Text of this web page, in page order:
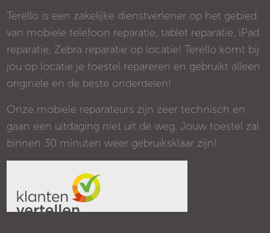
Terello is een zakelijke dienstverlener op het gebied
van mobiele telefoon reparatie, tablet reparatie, iPad
reparatie, Zebra reparatie op locatie! Terello komt bij
jou op locatie je toestel repareren en gebruikt alleen
originele en de beste onderdelen!
Onze mobiele reparateurs zijn zeer technisch en
gaan een uitdaging niet uit de weg. Jouw toestel zal
binnen 30 minuten weer gebruiksklaar zijn!